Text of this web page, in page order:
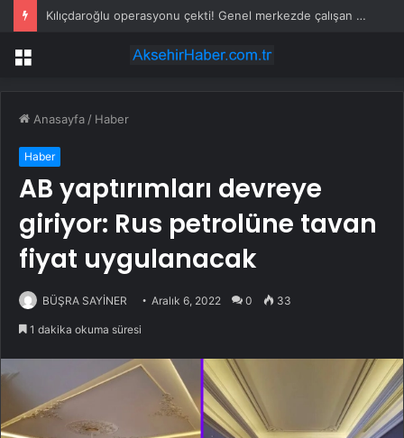
Kılıçdaroğlu operasyonu çekti! Genel merkezde çalışan 24 kişi işten çıkarıldı
Menü
Anasayfa / Haber
Haber
AB yaptırımları devreye
giriyor: Rus petrolüne tavan
fiyat uygulanacak
BÜŞRA SAYİNER Aralık 6, 2022 0 33
1 dakika okuma süresi